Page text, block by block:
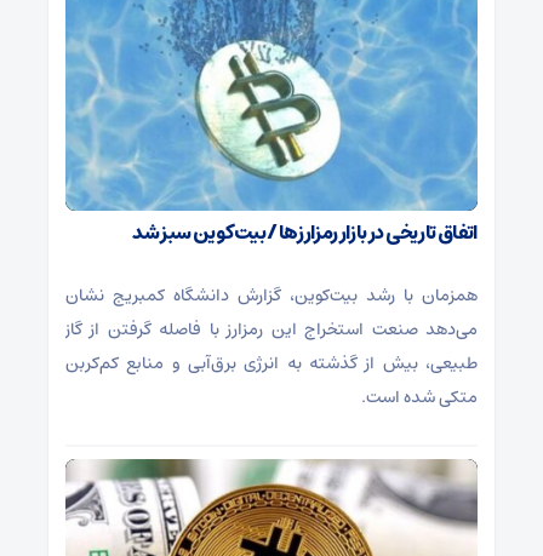
اتفاق تاریخی در بازار رمزارزها / بیت‌کوین سبز شد
همزمان با رشد بیت‌کوین، گزارش دانشگاه کمبریج نشان
می‌دهد صنعت استخراج این رمزارز با فاصله گرفتن از گاز
طبیعی، بیش از گذشته به انرژی برق‌آبی و منابع کم‌کربن
متکی شده است.